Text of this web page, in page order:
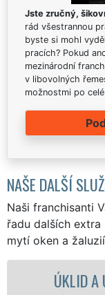
Jste zručný,
rád všestrannou
byste si mohl
pracích? Pokud
mezinárodní
v libovolných
možnostmi po
NAŠE DALŠÍ
Naši franchisanti
řadu dalších
mytí oken a
ÚKLID A